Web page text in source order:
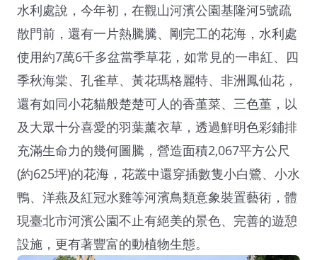
水利處說，今年初，在觀山河濱公園基隆河5號疏
散門前，還有一片熱騰騰、剛完工的花海，水利處
使用約7萬6千多盆當季草花，如常見的一串紅、四
季秋海棠、孔雀草、黃花瑪格麗特、非洲鳳仙花，
還有如同小花貓般楚楚可人的香堇菜、三色堇，以
及大眾十分喜愛的羽葉薰衣草，透過鮮明色彩鋪排
充滿生命力的幾何圖騰，營造面積2,067平方公尺
(約625坪)的花海，花叢中還穿插數隻小白鷺、小水
鴨、洋燕及紅冠水雞等河濱鳥類意象裝置藝術，體
現臺北市河濱公園不止有絕美的景色、完善的遊憩
設施，更有著豐富的動植物生態。